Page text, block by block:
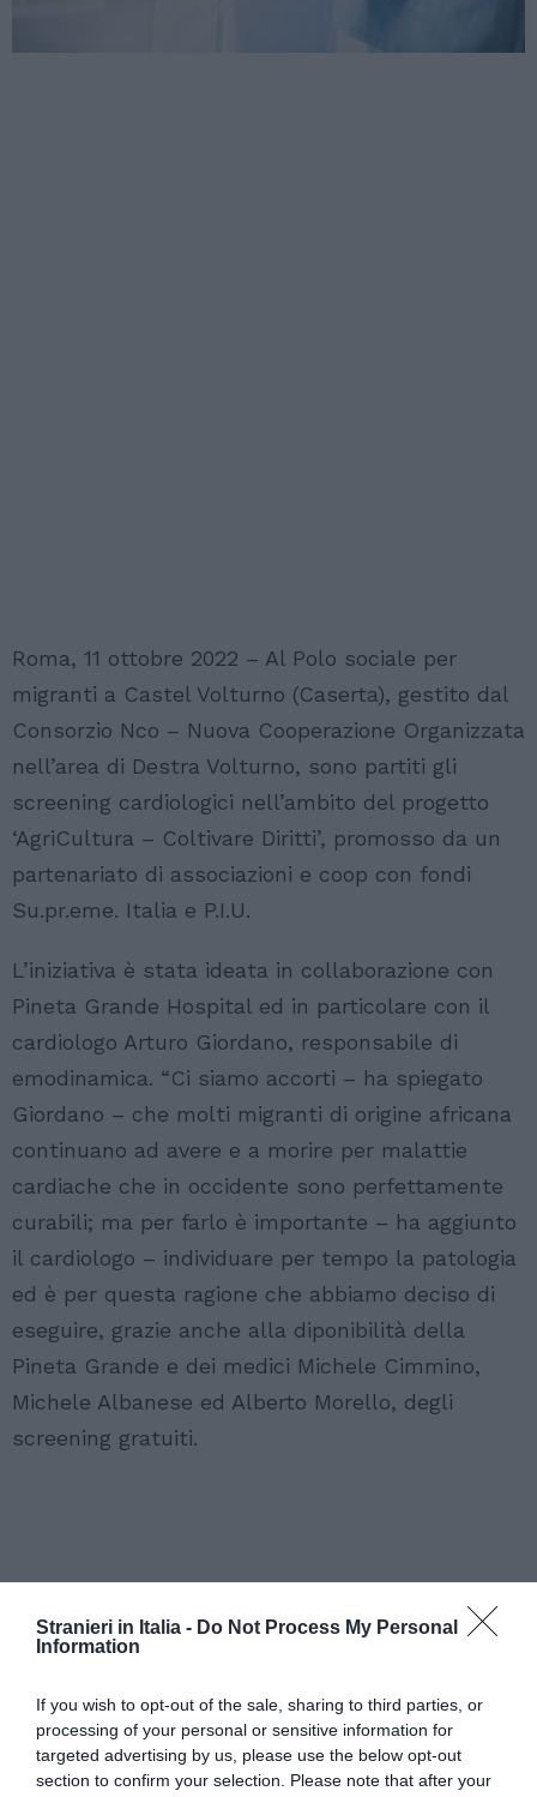
Stranieri in Italia - Do Not Process My Personal
Information
If you wish to opt-out of the sale, sharing to third parties, or
processing of your personal or sensitive information for
targeted advertising by us, please use the below opt-out
section to confirm your selection. Please note that after your
Roma, 11 ottobre 2022 – Al Polo sociale per
migranti a Castel Volturno (Caserta), gestito dal
Consorzio Nco – Nuova Cooperazione Organizzata
nell’area di Destra Volturno, sono partiti gli
screening cardiologici nell’ambito del progetto
‘AgriCultura – Coltivare Diritti’, promosso da un
partenariato di associazioni e coop con fondi
Su.pr.eme. Italia e P.I.U.
L’iniziativa è stata ideata in collaborazione con
Pineta Grande Hospital ed in particolare con il
cardiologo Arturo Giordano, responsabile di
emodinamica. “Ci siamo accorti – ha spiegato
Giordano – che molti migranti di origine africana
continuano ad avere e a morire per malattie
cardiache che in occidente sono perfettamente
curabili; ma per farlo è importante – ha aggiunto
il cardiologo – individuare per tempo la patologia
ed è per questa ragione che abbiamo deciso di
eseguire, grazie anche alla diponibilità della
Pineta Grande e dei medici Michele Cimmino,
Michele Albanese ed Alberto Morello, degli
screening gratuiti.